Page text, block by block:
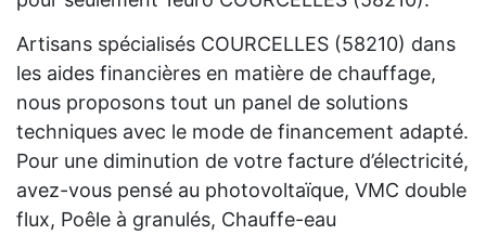
Artisans spécialisés COURCELLES (58210) dans
les aides financières en matière de chauffage,
nous proposons tout un panel de solutions
techniques avec le mode de financement adapté.
Pour une diminution de votre facture d’électricité,
avez-vous pensé au photovoltaïque, VMC double
flux, Poêle à granulés, Chauffe-eau